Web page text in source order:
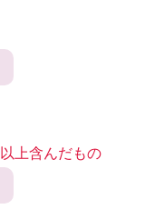
上含んだもの